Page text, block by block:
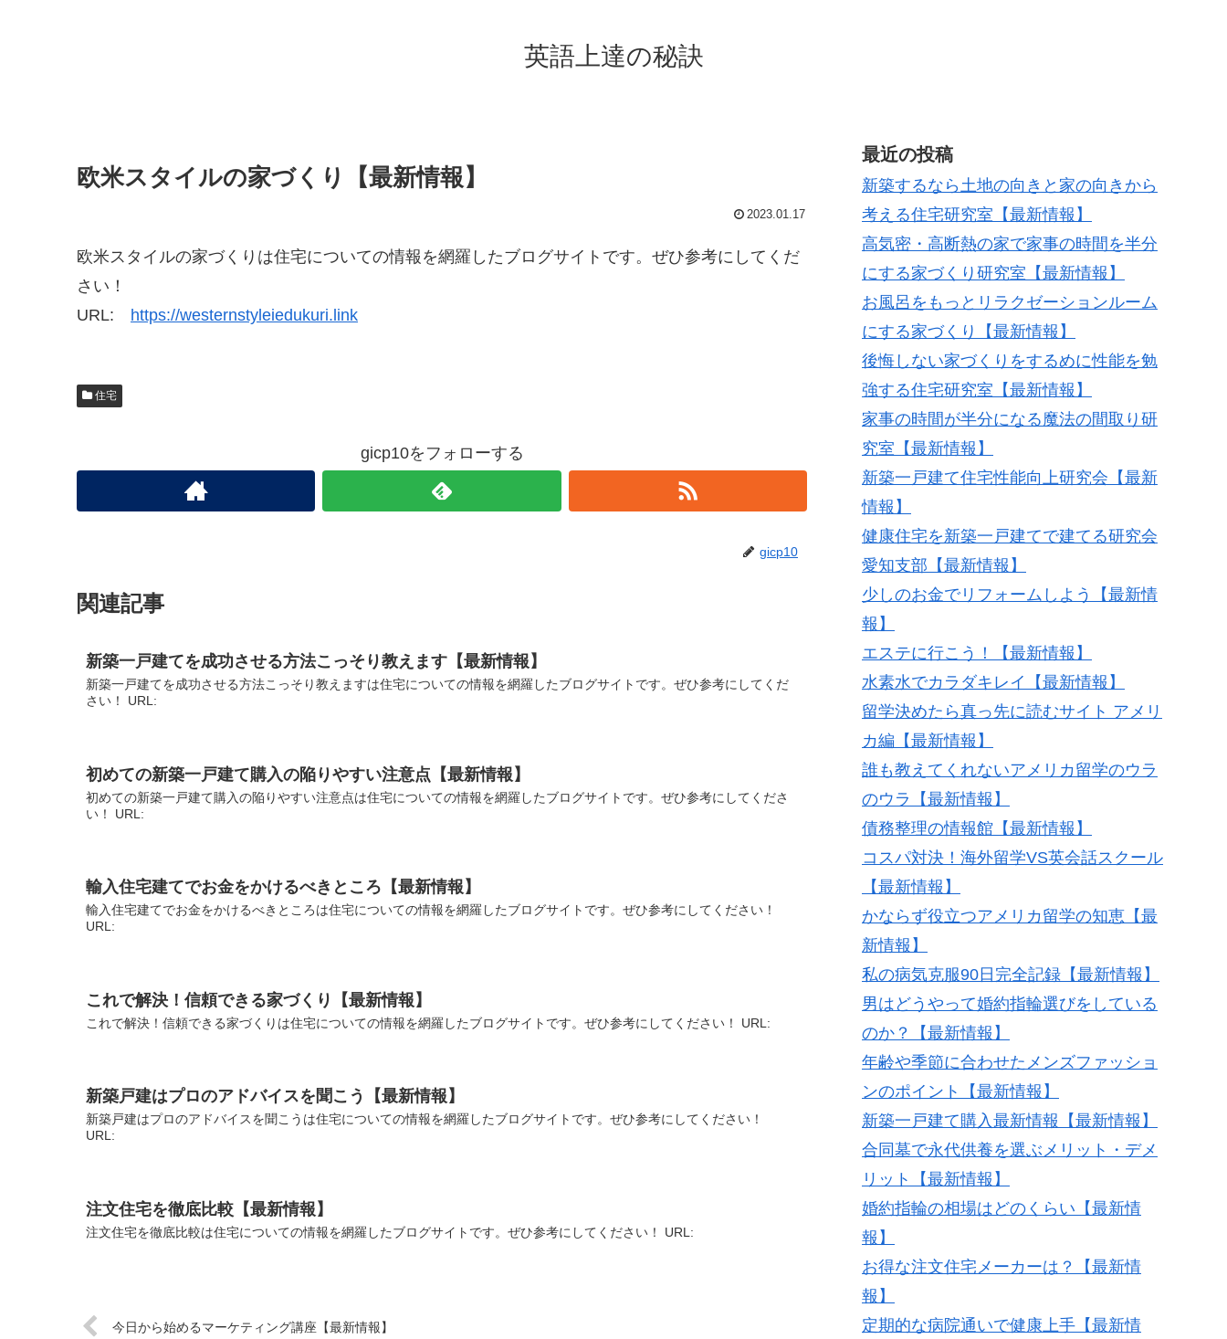
英語上達の秘訣
欧米スタイルの家づくり【最新情報】
2023.01.17
欧米スタイルの家づくりは住宅についての情報を網羅したブログサイトです。ぜひ参考にしてくだ
さい！
URL: https://westernstyleiedukuri.link
住宅
gicp10をフォローする
gicp10
関連記事
新築一戸建てを成功させる方法こっそり教えます【最新情報】
新築一戸建てを成功させる方法こっそり教えますは住宅についての情報を網羅したブログサイトです。ぜひ参考にしてくだ
さい！ URL:
初めての新築一戸建て購入の陥りやすい注意点【最新情報】
初めての新築一戸建て購入の陥りやすい注意点は住宅についての情報を網羅したブログサイトです。ぜひ参考にしてくださ
い！ URL:
輸入住宅建てでお金をかけるべきところ【最新情報】
輸入住宅建てでお金をかけるべきところは住宅についての情報を網羅したブログサイトです。ぜひ参考にしてください！
URL:
これで解決！信頼できる家づくり【最新情報】
これで解決！信頼できる家づくりは住宅についての情報を網羅したブログサイトです。ぜひ参考にしてください！ URL:
新築戸建はプロのアドバイスを聞こう【最新情報】
新築戸建はプロのアドバイスを聞こうは住宅についての情報を網羅したブログサイトです。ぜひ参考にしてください！
URL:
注文住宅を徹底比較【最新情報】
注文住宅を徹底比較は住宅についての情報を網羅したブログサイトです。ぜひ参考にしてください！ URL:
今日から始めるマーケティング講座【最新情報】
最近の投稿
新築するなら土地の向きと家の向きから
考える住宅研究室【最新情報】
高気密・高断熱の家で家事の時間を半分
にする家づくり研究室【最新情報】
お風呂をもっとリラクゼーションルーム
にする家づくり【最新情報】
後悔しない家づくりをするめに性能を勉
強する住宅研究室【最新情報】
家事の時間が半分になる魔法の間取り研
究室【最新情報】
新築一戸建て住宅性能向上研究会【最新
情報】
健康住宅を新築一戸建てで建てる研究会
愛知支部【最新情報】
少しのお金でリフォームしよう【最新情
報】
エステに行こう！【最新情報】
水素水でカラダキレイ【最新情報】
留学決めたら真っ先に読むサイト アメリ
カ編【最新情報】
誰も教えてくれないアメリカ留学のウラ
のウラ【最新情報】
債務整理の情報館【最新情報】
コスパ対決！海外留学VS英会話スクール
【最新情報】
かならず役立つアメリカ留学の知恵【最
新情報】
私の病気克服90日完全記録【最新情報】
男はどうやって婚約指輪選びをしている
のか？【最新情報】
年齢や季節に合わせたメンズファッショ
ンのポイント【最新情報】
新築一戸建て購入最新情報【最新情報】
合同墓で永代供養を選ぶメリット・デメ
リット【最新情報】
婚約指輪の相場はどのくらい【最新情
報】
お得な注文住宅メーカーは？【最新情
報】
定期的な病院通いで健康上手【最新情